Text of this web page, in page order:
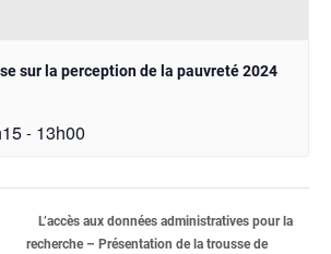
sur la perception de la pauvreté 2024
- 13h00
L’accès aux données administratives pour la
recherche – Présentation de la trousse de